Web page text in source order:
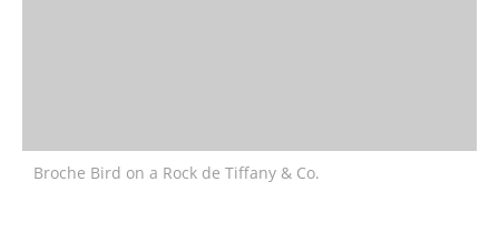
Broche Bird on a Rock de Tiffany & Co.